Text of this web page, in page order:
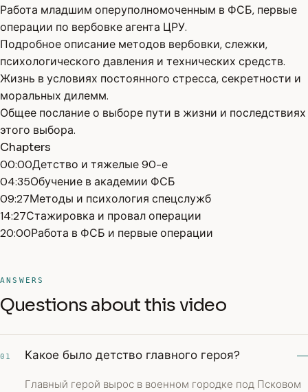
Работа младшим оперуполномоченным в ФСБ, первые
операции по вербовке агента ЦРУ.
Подробное описание методов вербовки, слежки,
психологического давления и технических средств.
Жизнь в условиях постоянного стресса, секретности и
моральных дилемм.
Общее послание о выборе пути в жизни и последствиях
этого выбора.
Chapters
00:00Детство и тяжелые 90-е
04:35Обучение в академии ФСБ
09:27Методы и психология спецслужб
14:27Стажировка и провал операции
20:00Работа в ФСБ и первые операции
ANSWERS
Questions about this video
01 Какое было детство главного героя?
Главный герой вырос в военном городке под Псковом